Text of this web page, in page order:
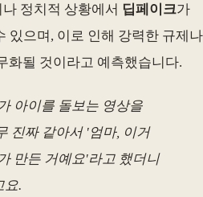
정치적 상황에서 딥페이크가
있으며, 이로 인해 강력한 규제나
화될 것이라고 예측했습니다.
아이를 돌보는 영상을
진짜 같아서 '엄마, 이거
만든 거예요'라고 했더니
요.